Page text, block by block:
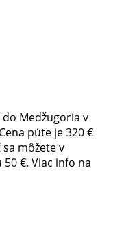
Medžugoria v
púte je 320 €
môžete v
€. Viac info na